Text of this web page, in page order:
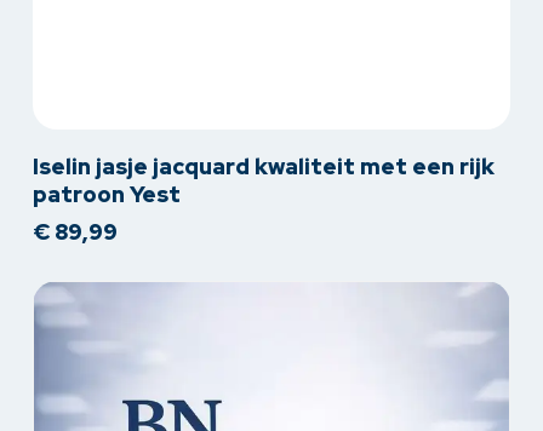
product
heeft
meerdere
Deze
optie
worden
Iselin jasje jacquard kwaliteit met een rijk
patroon Yest
€89,99